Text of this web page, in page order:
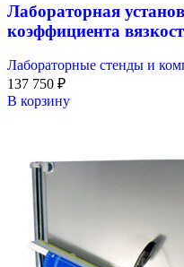
Лабораторная
коэффициента
Лабораторные стенды и
137 750 ₽
В корзину